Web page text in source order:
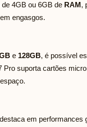
4GB ou 6GB de RAM,
engasgos.
e 128GB, é possível
Pro suporta cartões
em performances